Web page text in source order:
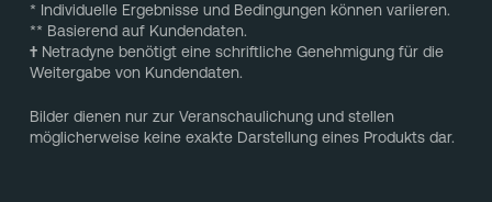
* Individuelle Ergebnisse und Bedingungen können variieren.
** Basierend auf Kundendaten.
†Netradyne benötigt eine schriftliche Genehmigung für die
Weitergabe von Kundendaten.
Bilder dienen nur zur Veranschaulichung und stellen
möglicherweise keine exakte Darstellung eines Produkts dar.